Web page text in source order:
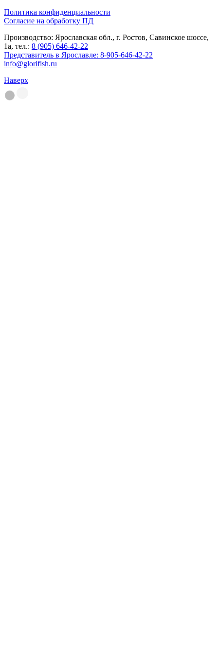
Политика конфиденциальности
Согласие на обработку ПД
Производство: Ярославская обл., г. Ростов, Савинское шоссе,
1а, тел.: 8 (905) 646-42-22
Представитель в Ярославле: 8-905-646-42-22
info@glorifish.ru
Наверх